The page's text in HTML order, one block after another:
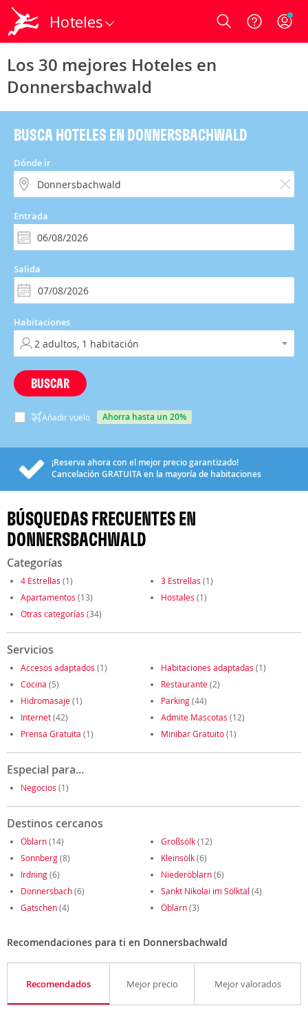
Hoteles Login
Los 30 mejores Hoteles en
Donnersbachwald
BUSCA HOTELES EN DONNERSBACHWALD
Dónde ir
Entrada
Salida
Habitaciones
BUSCAR
Añadir vuelo ahorra hasta un 20%
¡Reserva ahora con el mejor precio garantizado!
Cancelación GRATUITAen la mayoría de habitaciones
BÚSQUEDAS FRECUENTES EN
DONNERSBACHWALD
Categorías
4 Estrellas (1) 3 Estrellas (1)
Apartamentos (13) Hostales (1)
Otras categorías (34)
Servicios
Accesos adaptados (1) Habitaciones adaptadas (1)
Cocina (5) Restaurante(2)
Hidromasaje(1) Parking(44)
Internet(42) Admite Mascotas (12)
Prensa Gratuita (1) Minibar Gratuito(1)
Especial para...
Negocios (1)
Destinos cercanos
Öblarn(14) Großsölk(12)
Sonnberg(8) Kleinsölk(6)
Irdning(6) Niederöblarn(6)
Donnersbach(6) Sankt Nikolai im Sölktal (4)
Gatschen(4) Öblarn(3)
Recomendaciones para ti en Donnersbachwald
Recomendados Mejor precio Mejor valorados